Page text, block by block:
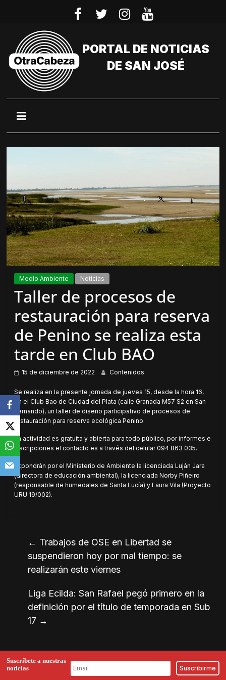
PORTAL DE NOTICIAS
DE SAN JOSÉ
Medio Ambiente Noticias
Taller de procesos de
restauración para reserva
de Penino se realiza esta
tarde en Club BAO
15 de diciembre de 2022 Contenidos
Se realiza en la presente jornada de jueves 15, desde la hora 16,
en el Club Bao de Ciudad del Plata (calle Granada M57 S2 en San
Fernando), un taller de diseño participativo de procesos de
restauración para reserva ecológica Penino.
La actividad es gratuita y abierta para todo público, por informes e
inscripciones el contacto es a través del celular 094 863 035.
Expondrán por el Ministerio de Ambiente la licenciada Luján Jara
(directora de educación ambiental), la licenciada Norby Piñeiro
(responsable de humedales de Santa Lucía) y Laura Vila (Proyecto
URU 19/002).
← Trabajos de OSE en Libertad se
suspendieron hoy por mal tiempo: se
realizarán este viernes
Liga Ecilda: San Rafael pegó primero en la
definición por el título de temporada en Sub
17 →
Suscríbete a nuestras
noticias